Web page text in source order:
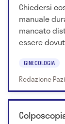
Chiedersi
manuale
mancato
essere
GINECOLOGIA
Redazione